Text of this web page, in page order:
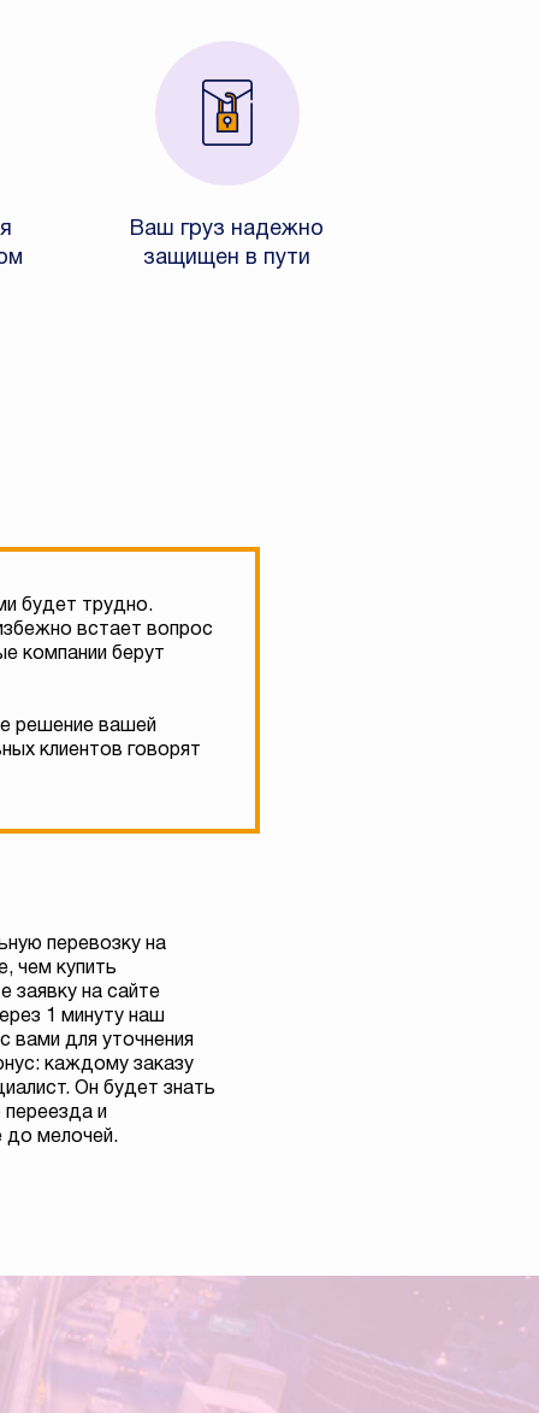
Ваш груз надежно
защищен в пути
будет трудно.
встает вопрос
компании берут
решение вашей
клиентов говорят
перевозку на
чем купить
заявку на сайте
1 минуту наш
вами для уточнения
каждому заказу
Он будет знать
переезда и
до мелочей.